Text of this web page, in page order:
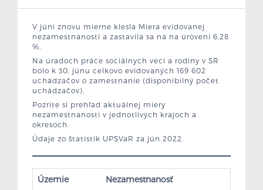
Zamestnávatelia
O nás
Kontakt
V júni znovu mierne klesla Miera evidovanej
nezamestnanosti a zastavila sa na na úroveni 6,28
%.
Na úradoch práce sociálnych vecí a rodiny v SR
bolo k 30. júnu celkovo evidovaných 169 602
uchádzačov o zamestnanie (disponibilný počet
uchádzačov).
Pozrite si prehľad aktuálnej miery
nezamestnanosti v jednotlivých krajoch a
okresoch.
Údaje zo štatistík UPSVaR za jún 2022.
Územie Nezamestnanosť